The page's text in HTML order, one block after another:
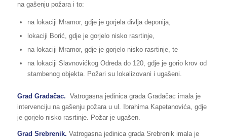
na gašenju požara i to:
na lokaciji Mramor, gdje je gorjela divlja deponija,
lokaciji Borić, gdje je gorjelo nisko rasrtinje,
na lokaciji Mramor, gdje je gorjelo nisko rasrtinje, te
na lokaciji Slavnovićkog Odreda do 120, gdje je gorio krov od
stambenog objekta. Požari su lokalizovani i ugašeni.
Grad Gradačac. Vatrogasna jedinica grada Gradačac imala je
intervenciju na gašenju požara u ul. Ibrahima Kapetanovića, gdje
je gorjelo nisko rasrtinje. Požar je ugašen.
Grad Srebrenik. Vatrogasna jedinica grada Srebrenik imala je